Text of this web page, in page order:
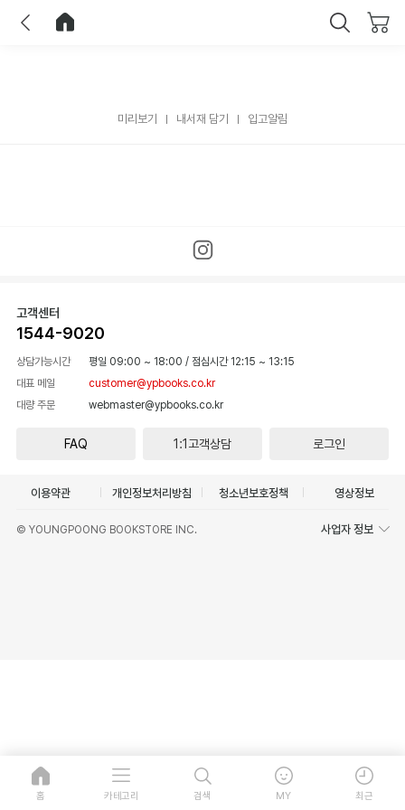
미리보기 내서재 담기 입고알림
고객센터
1544-9020
상담가능시간 평일 09:00 ~ 18:00 / 점심시간 12:15 ~ 13:15
대표 메일
customer@ypbooks.co.kr
대량 주문
webmaster@ypbooks.co.kr
FAQ 1:1고객상담 로그인
이용약관 개인정보처리방침 청소년보호정책 영상정보
© YOUNGPOONG BOOKSTORE INC. 사업자 정보
홈 카테고리 검색 MY 최근